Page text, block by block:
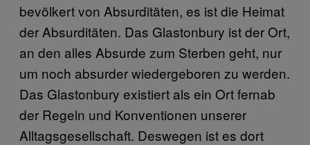
bevölkert von Absurditäten, es ist die Heimat
der Absurditäten. Das Glastonbury ist der Ort,
an den alles Absurde zum Sterben geht, nur
um noch absurder wiedergeboren zu werden.
Das Glastonbury existiert als ein Ort fernab
der Regeln und Konventionen unserer
Alltagsgesellschaft. Deswegen ist es dort